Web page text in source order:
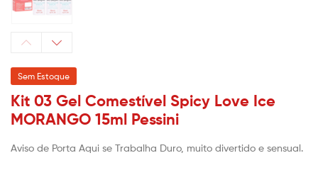
Sem Estoque
Kit 03 Gel Comestível Spicy Love Ice
MORANGO 15ml Pessini
Aviso de Porta Aqui se Trabalha Duro, muito divertido e sensual.